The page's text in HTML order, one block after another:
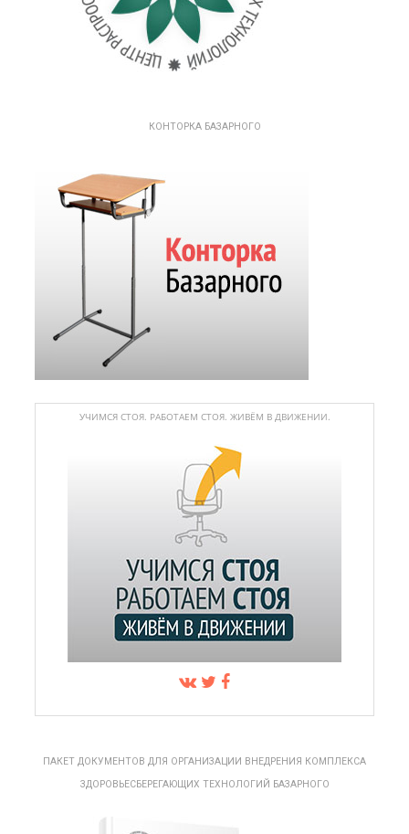
КОНТОРКА БАЗАРНОГО
УЧИМСЯ СТОЯ. РАБОТАЕМ СТОЯ. ЖИВЁМ В ДВИЖЕНИИ.
ПАКЕТ ДОКУМЕНТОВ ДЛЯ ОРГАНИЗАЦИИ ВНЕДРЕНИЯ КОМПЛЕКСА
ЗДОРОВЬЕСБЕРЕГАЮЩИХ ТЕХНОЛОГИЙ БАЗАРНОГО